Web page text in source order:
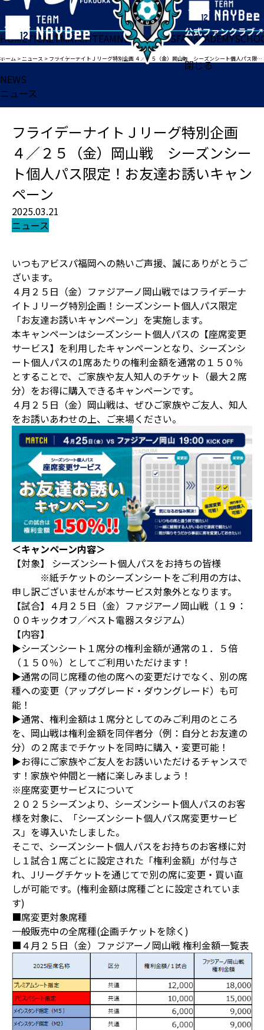
閉じる
HOMETICKETMATCHTEAMNEWSGOODSFANACADEMY
ホーム >ニュース > フライデーナイトＪリーグ特別企画 ４／２５（金）岡山戦 シーズンシート個人パス限定！お友達お誘いキャンペーン
NEWS
ニュース
フライデーナイトＪリーグ特別企画
４／２５（金）岡山戦 シーズンシー
ト個人パス限定！お友達お誘いキャン
ペーン
2025.03.21
ニュース
いつもアビスパ福岡への熱いご声援、誠にありがとうご
ざいます。
４月２５日（金）ファジアーノ岡山戦ではフライデーナ
イトＪリーグ特別企画！シーズンシート個人パス限定
「お友達お誘いキャンペーン」を実施します。
本キャンペーンはシーズンシート個人パスの【座席変更
サービス】を利用したキャンペーンとなり、シーズンシ
ート個人パスの1席あたりの権利金額を通常の１５０％
とすることで、ご家族や友人知人のチケット（最大２席
分）をお得に購入できるキャンペーンです。
４月２５日（金）岡山戦は、ぜひご家族やご友人、知人
をお誘いあわせの上、ご来場ください。
＜キャンペーン内容＞
【対象】 シーズンシート個人パスをお持ちの皆様
※紙チケットのシーズンシートをご利用の方は、
申し訳ございませんが本サービス対象外となります。
【試合】４月２５日（金）ファジアーノ岡山戦（１９：
００キックオフ／ベスト電器スタジアム）
【内容】
▶シーズンシート１席分の権利金額が通常の１．５倍
（１５０％）としてご利用いただけます！
▶通常の同じ席種の他の席への変更だけでなく、別の席
種への変更（アップグレード・ダウングレード）も可
能！
▶通常、権利金額は１席分としてのみご利用のところ
を、岡山戦は権利金額を同伴者分（例：自分とお友達の
分）の２席までチケットを同時に購入・変更可能！
▶お得にご家族やご友人をお誘いいただけるチャンスで
す！家族や仲間と一緒に楽しみましょう！
※座席変更サービスについて
２０２５シーズンより、シーズンシート個人パスのお客
様を対象に、「シーズンシート個人パス席変更サービ
ス」を導入いたしました。
そこで、シーズンシート個人パスをお持ちのお客様に対
し１試合１席ごとに設定された「権利金額」が付与さ
れ、Jリーグチケットを通じてで別の席に変更・買い直
しが可能です。(権利金額は席種ごとに設定されていま
す)
■席変更対象席種
一般販売中の全席種(企画チケットを除く)
■４月２５日（金）ファジアーノ岡山戦 権利金額一覧表